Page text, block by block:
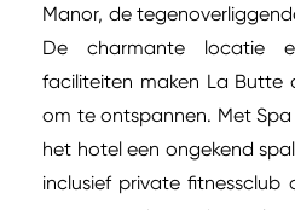
Manor, de
De charmante locatie
faciliteiten maken La Butte
om te ontspannen. Met Spa
het hotel een ongekend
inclusief private fitnessclub